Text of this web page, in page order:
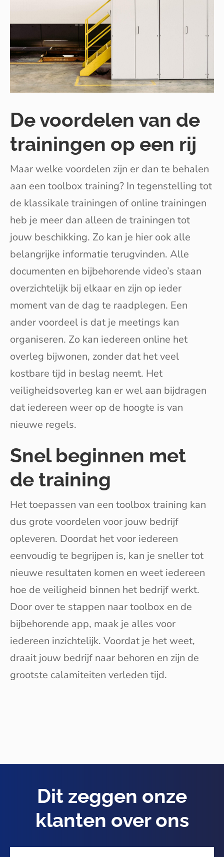
De voordelen van de
trainingen op een rij
Maar welke voordelen zijn er dan te behalen
aan een toolbox training? In tegenstelling tot
de klassikale trainingen of online trainingen
heb je meer dan alleen de trainingen tot
jouw beschikking. Zo kan je hier ook alle
belangrijke informatie terugvinden. Alle
documenten en bijbehorende video’s staan
overzichtelijk bij elkaar en zijn op ieder
moment van de dag te raadplegen. Een
ander voordeel is dat je meetings kan
organiseren. Zo kan iedereen online het
overleg bijwonen, zonder dat het veel
kostbare tijd in beslag neemt. Het
veiligheidsoverleg kan er wel aan bijdragen
dat iedereen weer op de hoogte is van
nieuwe regels.
Snel beginnen met
de training
Het toepassen van een toolbox training kan
dus grote voordelen voor jouw bedrijf
opleveren. Doordat het voor iedereen
eenvoudig te begrijpen is, kan je sneller tot
nieuwe resultaten komen en weet iedereen
hoe de veiligheid binnen het bedrijf werkt.
Door over te stappen naar toolbox en de
bijbehorende app, maak je alles voor
iedereen inzichtelijk. Voordat je het weet,
draait jouw bedrijf naar behoren en zijn de
grootste calamiteiten verleden tijd.
Dit zeggen onze
klanten over ons